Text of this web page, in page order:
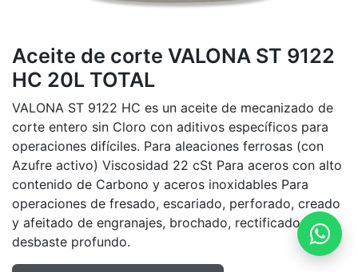
Aceite de corte VALONA ST 9122
HC 20L TOTAL
VALONA ST 9122 HC es un aceite de mecanizado de
corte entero sin Cloro con aditivos específicos para
operaciones difíciles. Para aleaciones ferrosas (con
Azufre activo) Viscosidad 22 cSt Para aceros con alto
contenido de Carbono y aceros inoxidables Para
operaciones de fresado, escariado, perforado, creado
y afeitado de engranajes, brochado, rectificado y
desbaste profundo.